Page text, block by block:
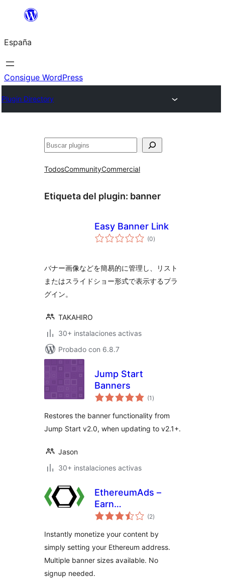
Saltar
contenido
España
Consigue WordPress
Plugin Directory
Buscar
TodosCommunityCommercial
Etiqueta del plugin: banner
Easy Banner Link
(0valoraciones
en
)
バナー画像などを簡易的に管理し、リスト
またはスライドショー形式で表示するプラ
グイン。
TAKAHIRO
30+ instalaciones activas
Probado con 6.8.7
Jump Start
Banners
(1 valoraciones
en
)
Restores the banner functionality from
Jump Start v2.0, when updating to v2.1+.
Jason
30+ instalaciones activas
EthereumAds –
Earn
Cryptocurrency
(2valoraciones
en
)
Instantly monetize your content by
simply setting your Ethereum address.
Multiple banner sizes available. No
signup needed.